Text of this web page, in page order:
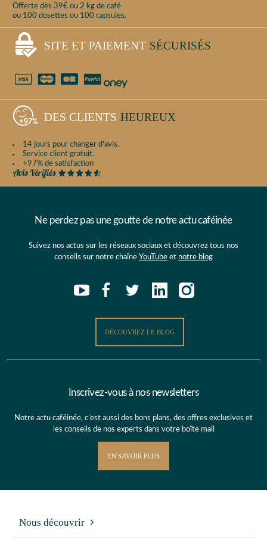
Offerte dès 39€ ou 2 kg de café
ou 100 dosettes ou 100 capsules.
SITE ET PAIEMENT SÉCURISÉS
DES CLIENTS HEUREUX
14 jours pour changer d'avis.
Service client gratuit.
+97% de satisfaction
Ne perdez pas une goutte de notre actu caféinée
Suivez nos actus sur les réseaux sociaux et découvrez tous nos
conseils sur notre chaîne YouTube et notre blog
DÉCOUVREZ LE BLOG
Inscrivez-vous à nos newsletters
Notre actu caféinée, c’est aussi des bons plans, des offres exclusives et
les conseils de nos experts dans votre boîte mail
EN SAVOIR PLUS
Nous découvrir